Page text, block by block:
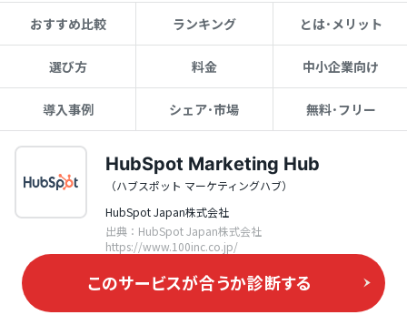
おすすめ比較 ランキング とは･メリット
選び方 料金 中小企業向け
導入事例 シェア･市場 無料･フリー
HubSpot Marketing Hub
（ハブスポット マーケティングハブ）
HubSpot Japan株式会社
出典：HubSpot Japan株式会社
https://www.100inc.co.jp/
このサービスが合うか診断する